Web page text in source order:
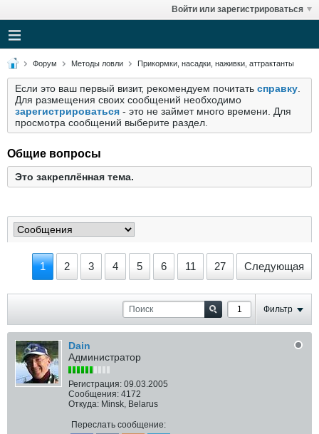
Войти или зарегистрироваться
Форум Методы ловли Прикормки, насадки, наживки, аттрактанты
Если это ваш первый визит, рекомендуем почитать справку
Для размещения своих сообщений необходимо
зарегистрироваться - это не займет много времени. Для
просмотра сообщений выберите раздел.
Общие вопросы
Это закреплённая тема.
1 2 3 4 5 6 11 27 Следующая
Фильтр
Dain
Администратор
Регистрация: 09.03.2005
Сообщения: 4172
Откуда: Minsk, Belarus
Переслать сообщение: